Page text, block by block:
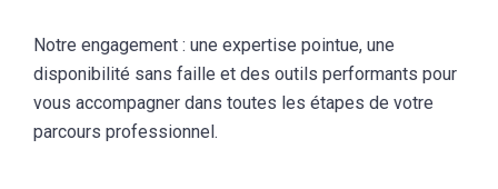
Notre engagement : une expertise pointue, une
disponibilité sans faille et des outils performants pour
vous accompagner dans toutes les étapes de votre
parcours professionnel.